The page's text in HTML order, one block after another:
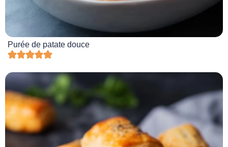
Purée de patate douce